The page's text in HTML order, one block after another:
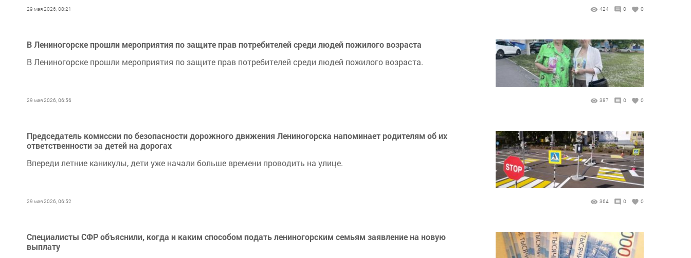
29 мая 2026, 08:21 424 0 0
В Лениногорске прошли мероприятия по защите прав потребителей среди людей пожилого возраста
В Лениногорске прошли мероприятия по защите прав потребителей среди людей пожилого возраста.
29 мая 2026, 06:56 387 0 0
Председатель комиссии по безопасности дорожного движения Лениногорска напоминает родителям об их
ответственности за детей на дорогах
Впереди летние каникулы, дети уже начали больше времени проводить на улице.
29 мая 2026, 06:52 364 0 0
Специалисты СФР объяснили, когда и каким способом подать лениногорским семьям заявление на новую
выплату